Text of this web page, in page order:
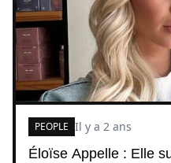
Éloïse Appelle : Elle
PEOPLE Il y a 2 ans